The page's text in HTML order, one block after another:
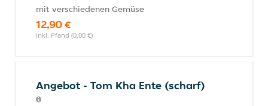
mit verschiedenen Gemüse
12,90 €
inkl. Pfand (0,00 €)
Angebot - Tom Kha Ente (scharf)